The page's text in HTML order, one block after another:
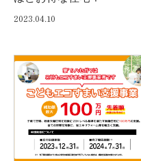
2023.04.10